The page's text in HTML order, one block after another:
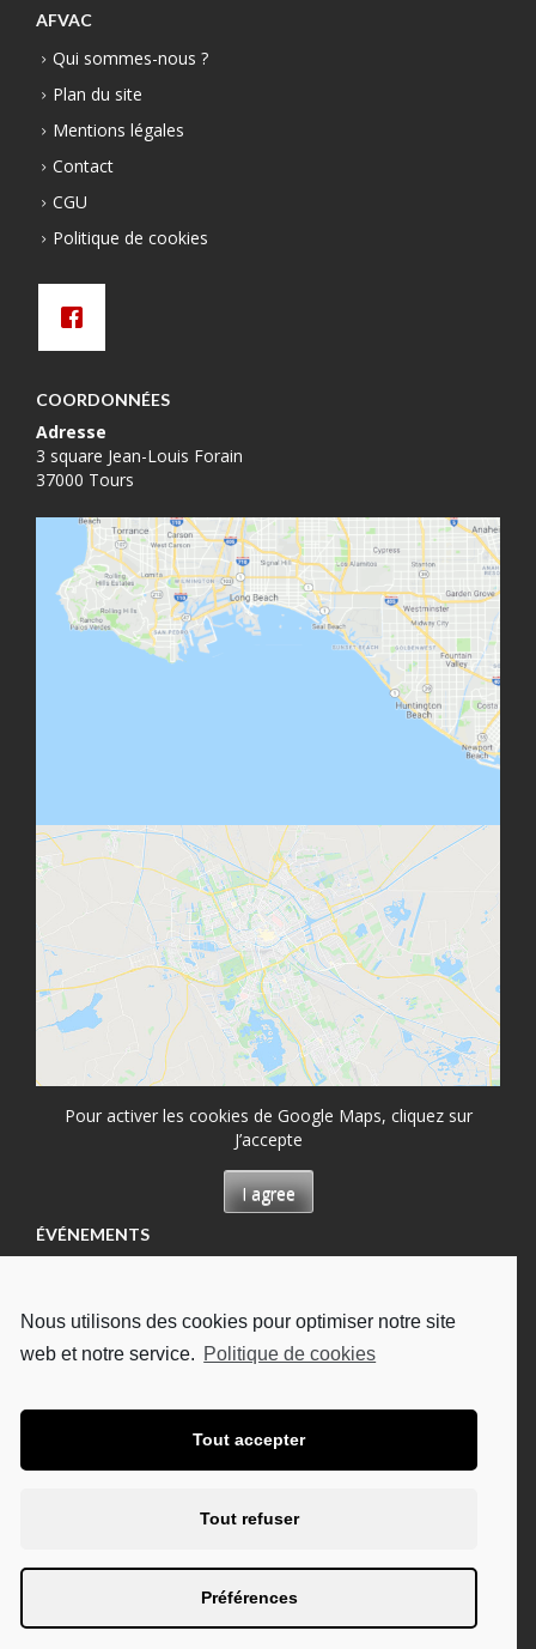
Nous utilisons des cookies pour optimiser notre site
web et notre service. Politique de cookies
Tout accepter
Tout refuser
Préférences
AFVAC
Qui sommes-nous ?
Plan du site
Mentions légales
Contact
CGU
Politique de cookies
COORDONNÉES
Adresse
3 square Jean-Louis Forain
37000 Tours
Pour activer les cookies de Google Maps, cliquez sur
J’accepte
I agree
ÉVÉNEMENTS
13/08/2026
Permanence à Tours, Hôpital Bretonneau
Permanence à Tours, à l'UDAF
Permanence à Chambray-lès-Tours, CHU Trousseau